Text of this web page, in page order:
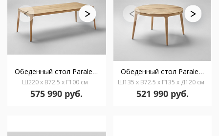
Обеденный стол Paralel 220 x 100 см
Ш220 x В72.5 x Г100 см
575 990 руб.
Обеденный стол Paralel Ø 120 см
Ш135 x В72.5 x Г135 x Д120 см
521 990 руб.